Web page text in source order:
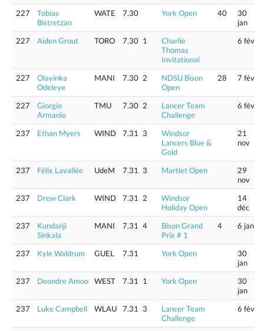
227
Tobias
Bistretzan
WATE 7.30 York Open 40
30
jan
227
Aiden Grout TORO 7.30 1
Charlie
Thomas
Invitational
6 fév
227
Olayinka
Odeleye
MANI 7.30 2
NDSU Bison
Open
28 7 fév
227
Giorgio
Armanio
TMU 7.30 2
Lancer Team
Challenge
6 fév
237 Ethan Myers WIND 7.31 3
Windsor
Lancers Blue &
Gold
21
nov
237 Félix Lavallée UdeM 7.31 3 Martlet Open
29
nov
237
Drew Clark WIND 7.31 2
Windsor
Holiday Open
14
déc
237
Kundanji
Sinkala
MANI 7.31 4
Bison Grand
Prix # 1
4 6 jan
237 Kyle Waldrum GUEL 7.31 York Open
30
jan
237
Deondre Amoo WEST 7.31 1 York Open
30
jan
237
Luke Campbell WLAU 7.31 3
Lancer Team
Challenge
6 fév